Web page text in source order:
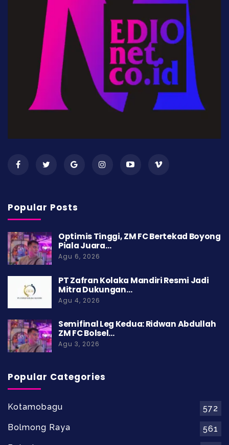
Popular Posts
Optimis Tinggi, ZM FC Bertekad Boyong
Piala Juara…
Agu 6, 2026
PT Zafran Kolaka Mandiri Resmi Jadi
Mitra Dukungan…
Agu 4, 2026
Semifinal Leg Kedua: Ridwan Abdullah
ZM FC Bolsel…
Agu 3, 2026
Popular Categories
Kotamobagu
572
Bolmong Raya
561